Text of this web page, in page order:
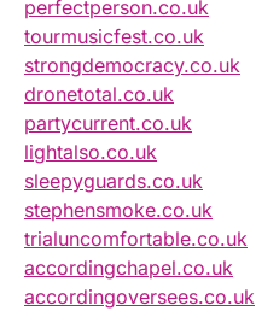
perfectperson.co.uk
tourmusicfest.co.uk
strongdemocracy.co.uk
dronetotal.co.uk
partycurrent.co.uk
lightalso.co.uk
sleepyguards.co.uk
stephensmoke.co.uk
trialuncomfortable.co.uk
accordingchapel.co.uk
accordingoversees.co.uk